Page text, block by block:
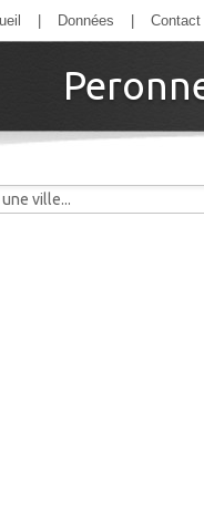
Données Contact